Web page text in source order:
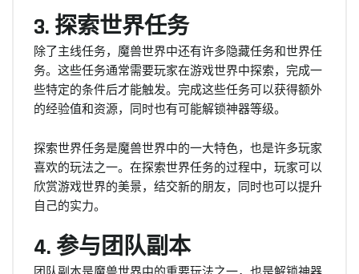
3. 探索世界任务
除了主线任务，魔兽世界中还有许多隐藏任务和世界任
务。这些任务通常需要玩家在游戏世界中探索，完成一
些特定的条件后才能触发。完成这些任务可以获得额外
的经验值和资源，同时也有可能解锁神器等级。
探索世界任务是魔兽世界中的一大特色，也是许多玩家
喜欢的玩法之一。在探索世界任务的过程中，玩家可以
欣赏游戏世界的美景，结交新的朋友，同时也可以提升
自己的实力。
4. 参与团队副本
团队副本是魔兽世界中的重要玩法之一，也是解锁神器